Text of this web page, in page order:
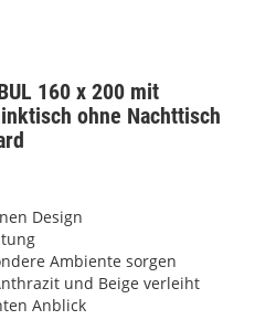
160 x 200 mit
ohne Nachttisch
Design
Ambiente sorgen
und Beige verleiht
Anblick